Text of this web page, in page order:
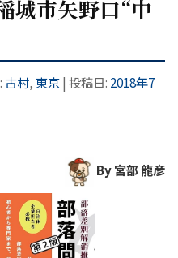
城市矢野口“中
古村,東京| 投稿日: 2018年7
By 宮部 龍彦